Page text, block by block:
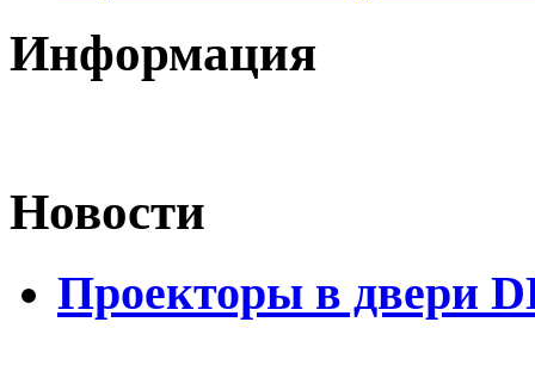
Информация
Новости
Проекторы в двери